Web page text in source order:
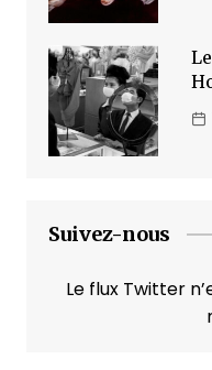
Suivez-nous
Le flux Twitter